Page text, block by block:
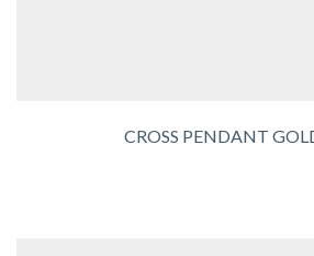
CROSS PENDANT